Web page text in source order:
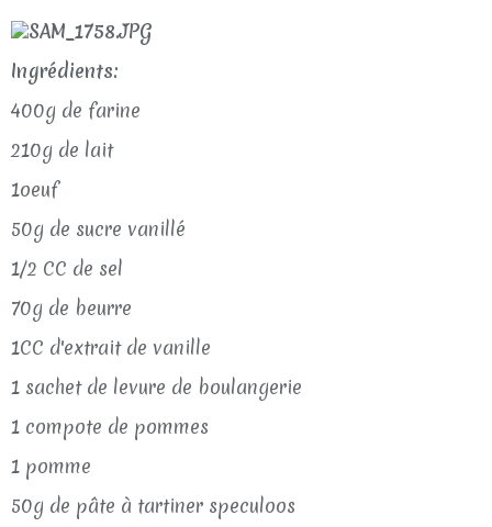
Ingrédients:
400g de farine
210g de lait
1oeuf
50g de sucre vanillé
1/2 CC de sel
70g de beurre
1CC d'extrait de vanille
1 sachet de levure de boulangerie
1 compote de pommes
1 pomme
50g de pâte à tartiner speculoos